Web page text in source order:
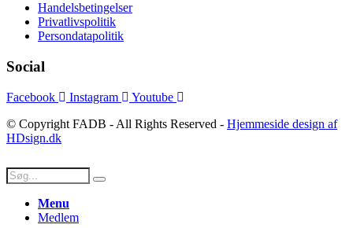
Handelsbetingelser
Privatlivspolitik
Persondatapolitik
Social
Facebook Instagram
Youtube
© Copyright FADB - All Rights Reserved - Hjemmeside design af
HDsign.dk
Menu
Medlem